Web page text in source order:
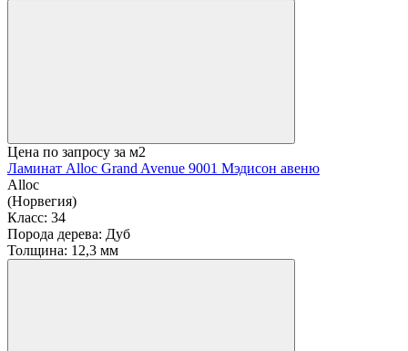
Цена по запросу за м2
Ламинат Alloc Grand Avenue 9001 Мэдисон авеню
Alloc
(Норвегия)
Класс: 34
Порода дерева: Дуб
Толщина: 12,3 мм